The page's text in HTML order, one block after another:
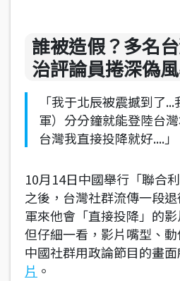
誰被造假？多名
治評論員捲深偽
「我于北辰被震撼到了
軍）分分鐘就能登陸台
台灣我直接投降就好....」
10月14日中國舉行「聯合
之後，台灣社群流傳一段
軍來他會「直接投降」的
但仔細一看，影片嘴型、
中國社群用政論節目的畫
片 。